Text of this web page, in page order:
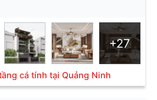
+27
cá tính tại Quảng Ninh